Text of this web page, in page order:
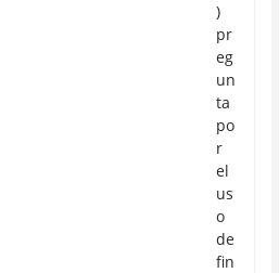
)
pr
eg
un
ta
po
r
el
us
o
de
fin